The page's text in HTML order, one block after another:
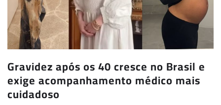
Gravidez após os 40 cresce no Brasil e
exige acompanhamento médico mais
cuidadoso